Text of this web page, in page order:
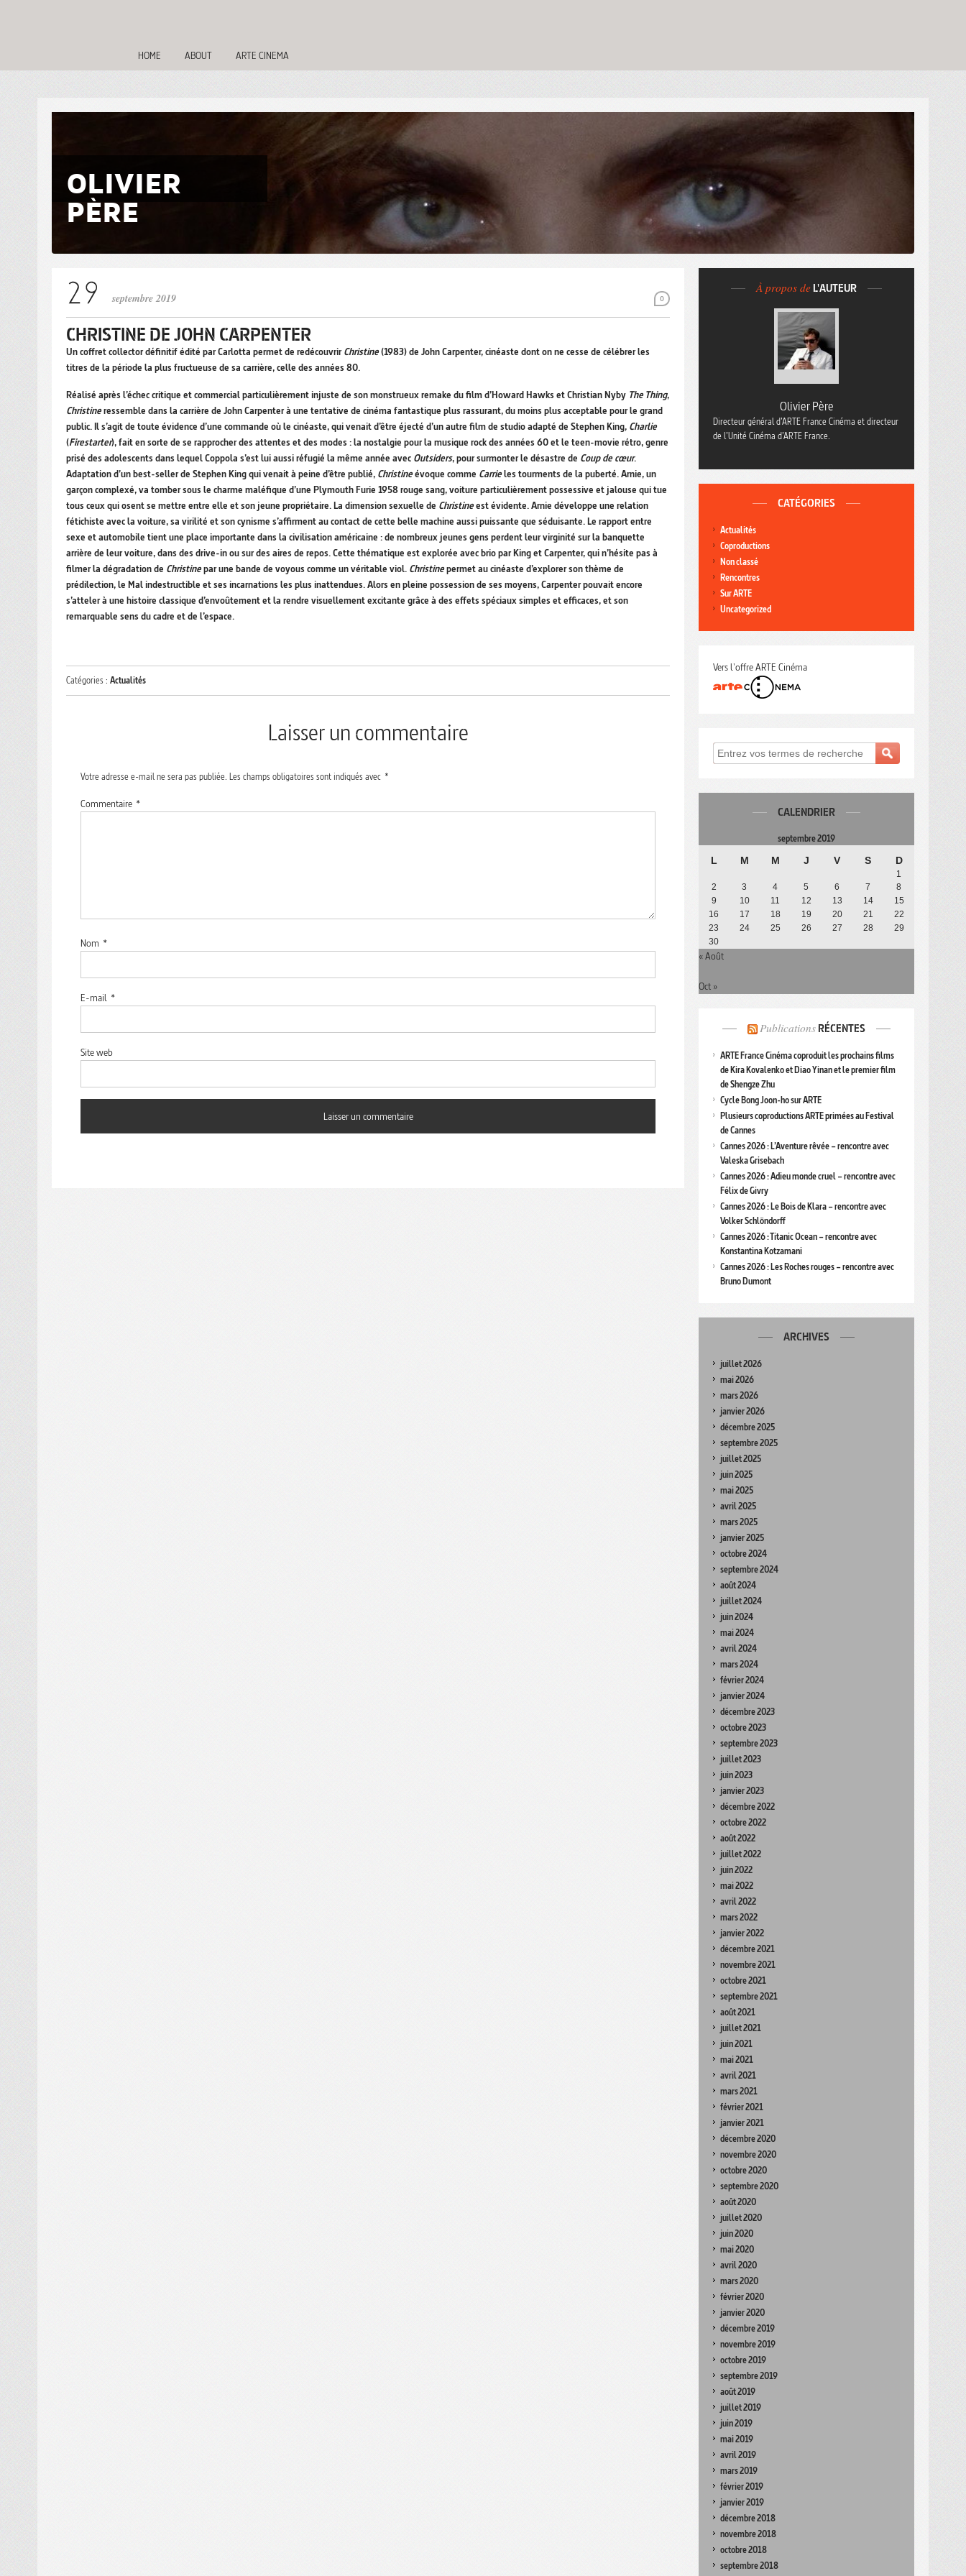
HOME ABOUT ARTE CINEMA
OLIVIER
PÈRE
0
septembre 2019
CHRISTINE DE JOHN CARPENTER
Un coffret collector définitif édité par Carlotta permet de redécouvrirChristine(1983) de John Carpenter, cinéaste dont on ne cesse de célébrer les
titres de la période la plus fructueuse de sa carrière, celle des années 80.
Réalisé après l’échec critique et commercial particulièrement injuste de son monstrueux remake du film d’Howard Hawks et Christian Nyby The Thing,
Christineressemble dans la carrière de John Carpenter à une tentative de cinéma fantastique plus rassurant, du moins plus acceptable pour le grand
public. Il s’agit de toute évidence d’une commande où le cinéaste, qui venait d’être éjecté d’un autre film de studio adapté de Stephen King, Charlie
(Firestarter), fait en sorte de se rapprocher des attentes et des modes : la nostalgie pour la musique rock des années 60 et le teen-movie rétro, genre
prisé des adolescents dans lequel Coppola s’est lui aussi réfugié la même année avec Outsiders, pour surmonter le désastre de Coup de cœur.
Adaptation d’un best-seller de Stephen King qui venait à peine d’être publié, Christineévoque comme Carrieles tourments de la puberté. Arnie, un
garçon complexé, va tomber sous le charme maléfique d’une Plymouth Furie 1958 rouge sang, voiture particulièrement possessive et jalouse qui tue
tous ceux qui osent se mettre entre elle et son jeune propriétaire. La dimension sexuelle de Christineest évidente. Arnie développe une relation
fétichiste avec la voiture, sa virilité et son cynisme s’affirment au contact de cette belle machine aussi puissante que séduisante. Le rapport entre
sexe et automobile tient une place importante dans la civilisation américaine : de nombreux jeunes gens perdent leur virginité sur la banquette
arrière de leur voiture, dans des drive-in ou sur des aires de repos. Cette thématique est explorée avec brio par King et Carpenter, qui n’hésite pas à
filmer la dégradation de Christinepar une bande de voyous comme un véritable viol. Christinepermet au cinéaste d’explorer son thème de
prédilection, le Mal indestructible et ses incarnations les plus inattendues. Alors en pleine possession de ses moyens, Carpenter pouvait encore
s’atteler à une histoire classique d’envoûtement et la rendre visuellement excitante grâce à des effets spéciaux simples et efficaces, et son
remarquable sens du cadre et de l’espace.
Catégories : Actualités
Laisser un commentaire
Votre adresse e-mail ne sera pas publiée. Les champs obligatoires sont indiqués avec *
Commentaire *
Nom *
E-mail *
Site web
À propos de L'AUTEUR
Olivier Père
Directeur général d’ARTE France Cinéma et directeur
de l’Unité Cinéma d’ARTE France.
CATÉGORIES
Actualités
Coproductions
Non classé
Rencontres
Sur ARTE
Uncategorized
Vers l'offre ARTE Cinéma
CALENDRIER
septembre 2019
L M M J V S D
1
2
3 4 5 6 7
8
9
10 11 12 13 14
15
16
17 18 19 20 21
22
23
24 25 26 27 28
29
30
« Août
Oct »
Publications RÉCENTES
ARTE France Cinéma coproduit les prochains films
de Kira Kovalenko et Diao Yinan et le premier film
de Shengze Zhu
Cycle Bong Joon-ho sur ARTE
Plusieurs coproductions ARTE primées au Festival
de Cannes
Cannes 2026 : L’Aventure rêvée – rencontre avec
Valeska Grisebach
Cannes 2026 : Adieu monde cruel – rencontre avec
Félix de Givry
Cannes 2026 : Le Bois de Klara – rencontre avec
Volker Schlöndorff
Cannes 2026 : Titanic Ocean – rencontre avec
Konstantina Kotzamani
Cannes 2026 : Les Roches rouges – rencontre avec
Bruno Dumont
ARCHIVES
juillet 2026
mai 2026
mars 2026
janvier 2026
décembre 2025
septembre 2025
juillet 2025
juin 2025
mai 2025
avril 2025
mars 2025
janvier 2025
octobre 2024
septembre 2024
août 2024
juillet 2024
juin 2024
mai 2024
avril 2024
mars 2024
février 2024
janvier 2024
décembre 2023
octobre 2023
septembre 2023
juillet 2023
juin 2023
janvier 2023
décembre 2022
octobre 2022
août 2022
juillet 2022
juin 2022
mai 2022
avril 2022
mars 2022
janvier 2022
décembre 2021
novembre 2021
octobre 2021
septembre 2021
août 2021
juillet 2021
juin 2021
mai 2021
avril 2021
mars 2021
février 2021
janvier 2021
décembre 2020
novembre 2020
octobre 2020
septembre 2020
août 2020
juillet 2020
juin 2020
mai 2020
avril 2020
mars 2020
février 2020
janvier 2020
décembre 2019
novembre 2019
octobre 2019
septembre 2019
août 2019
juillet 2019
juin 2019
mai 2019
avril 2019
mars 2019
février 2019
janvier 2019
décembre 2018
novembre 2018
octobre 2018
septembre 2018